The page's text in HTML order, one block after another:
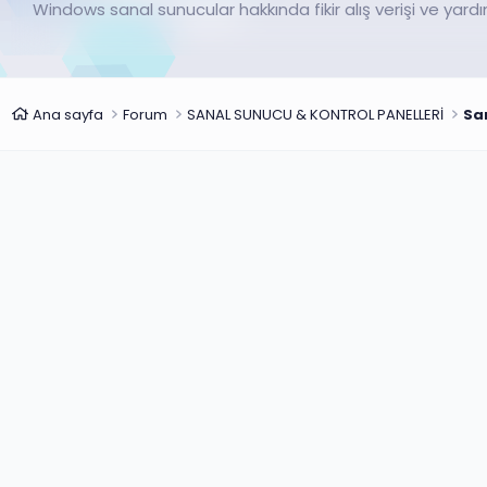
Windows sanal sunucular hakkında fikir alış verişi ve
Ana sayfa Forum SANAL SUNUCU & KONTROL PANELLERİ